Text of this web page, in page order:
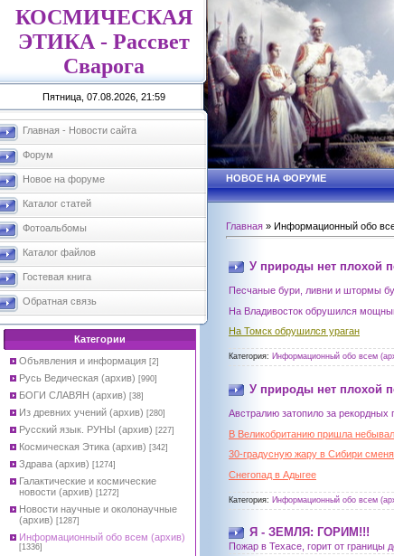
КОСМИЧЕСКАЯ
ЭТИКА - Рассвет
Сварога
Пятница, 07.08.2026, 21:59
Главная - Новости сайта
Форум
Новое на форуме
Каталог статей
Фотоальбомы
Каталог файлов
Гостевая книга
Обратная связь
Категории
Объявления и информация [2]
Русь Ведическая (архив) [990]
БОГИ СЛАВЯН (архив) [38]
Из древних учений (архив) [280]
Русский язык. РУНЫ (архив) [227]
Космическая Этика (архив) [342]
Здрава (архив) [1274]
Галактические и космические
новости (архив) [1272]
Новости научные и околонаучные
(архив) [1287]
Информационный обо всем (архив)
[1336]
НОВОЕ НА ФОРУМЕ
Главная » Информационный обо
У природы нет плохой
Песчаные бури, ливни и штормы
На Владивосток обрушился
На Томск обрушился ураган
Категория: Информационный обо всем
У природы нет плохой
Австралию затопило за рекордных
В Великобританию пришла
30-градусную жару в Сибири
Снегопад в Адыгее
Категория: Информационный обо всем
Я - ЗЕМЛЯ: ГОРИМ!!!
Пожар в Техасе, горит от границы